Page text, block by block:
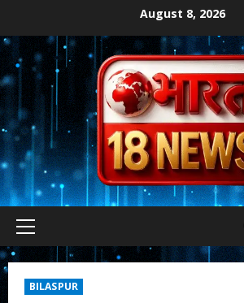
content
August 8, 2026
Primary
Menu
BILASPUR